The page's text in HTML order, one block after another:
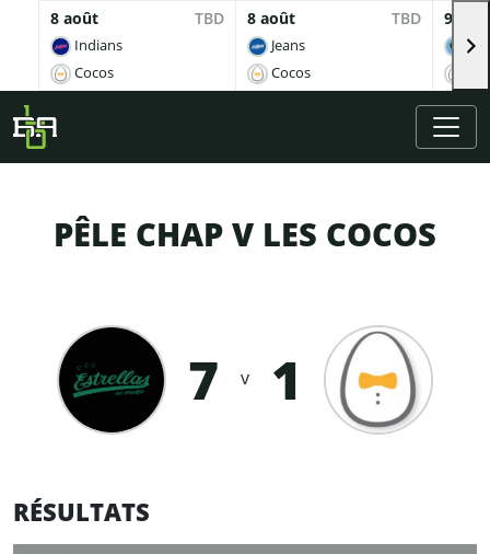
8 août TBD
Indians
Cocos
8 août TBD
Jeans
Cocos
9
Skip to main content
PÊLE CHAP V LES COCOS
7 v 1
RÉSULTATS